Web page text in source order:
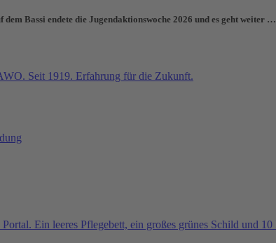
Bassi endete die Jugendaktionswoche 2026 und es geht weiter …